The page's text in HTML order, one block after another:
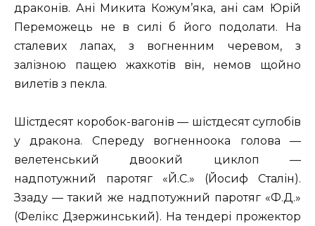
драконів. Ані Микита Кожум’яка, ані сам Юрій
Переможець не в силі б його подолати. На
сталевих лапах, з вогненним черевом, з
залізною пащею жахкотів він, немов щойно
вилетів з пекла.
Шістдесят коробок-вагонів — шістдесят суглобів
у дракона. Спереду вогненноока голова —
велетенський двоокий циклоп —
надпотужний паротяг «Й.С.» (Йосиф Сталін).
Ззаду — такий же надпотужний паротяг «Ф.Д.»
(Фелікс Дзержинський). На тендері прожектор